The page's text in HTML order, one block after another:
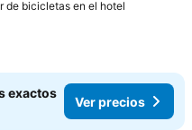
de bicicletas en el hotel
exactos
Ver precios